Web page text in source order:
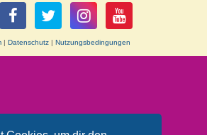
| Datenschutz | Nutzungsbedingungen